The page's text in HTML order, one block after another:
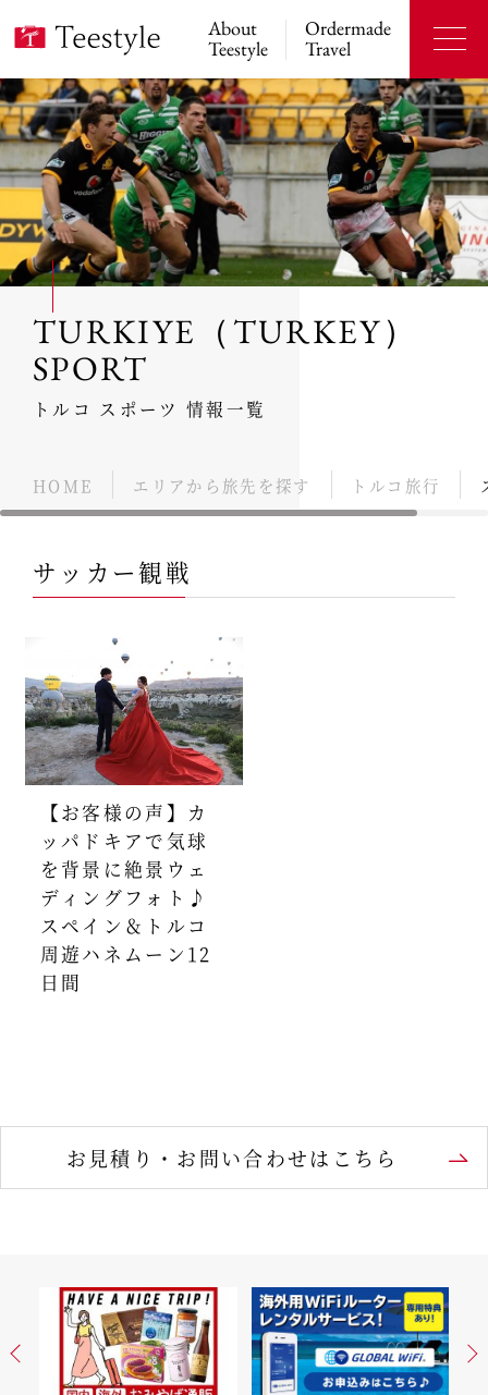
About
Teestyle
Ordermade
Travel
TURKIYE（TURKEY）
SPORT
トルコ スポーツ 情報一覧
HOME エリアから旅先を探す トルコ旅行
サッカー観戦
【お客様の声】カ
ッパドキアで気球
を背景に絶景ウェ
ディングフォト♪
スペイン＆トルコ
周遊ハネムーン12
日間
お見積り・お問い合わせはこちら